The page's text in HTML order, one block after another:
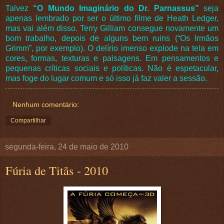
Talvez “O Mundo Imaginário do Dr. Parnassus” seja
apenas lembrado por ser o último filme de Heath Ledger,
mas vai além disso. Terry Gilliam consegue novamente um
bom trabalho, depois de alguns bem ruins (“Os Irmãos
Grimm”, por exemplo). O delírio imenso explode na tela em
cores, formas, texturas e paisagens. Em pensamentos e
pequenas críticas sociais e políticas. Não é espetacular,
mas foge do lugar comum e só isso já faz valer a sessão.
Nenhum comentário:
Compartilhar
segunda-feira, 24 de maio de 2010
Fúria de Titãs - 2010